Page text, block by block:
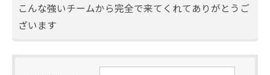
こんな強いチームから完全で来てくれてありがとうご
ざいます